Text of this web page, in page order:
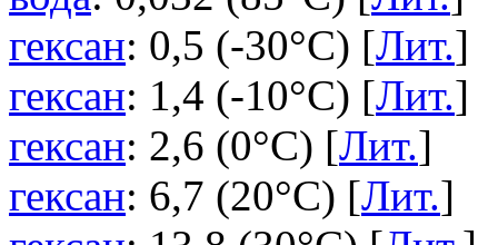
гексан: 0,5 (-30°C) [Лит.]
гексан: 1,4 (-10°C) [Лит.]
гексан: 2,6 (0°C) [Лит.]
гексан: 6,7 (20°C) [Лит.]